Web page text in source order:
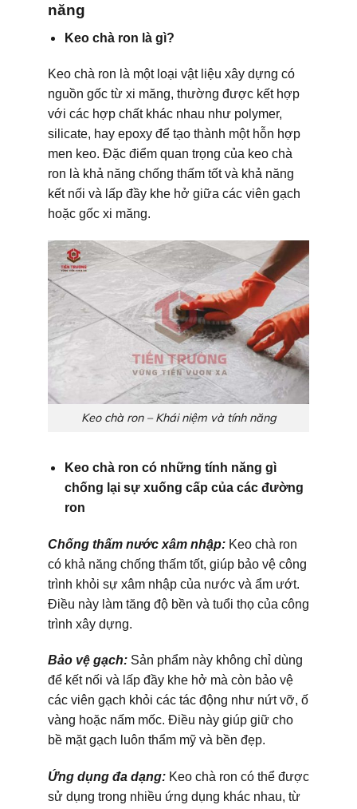
năng
Keo chà ron là gì?
Keo chà ron là một loại vật liệu xây dựng có
nguồn gốc từ xi măng, thường được kết hợp
với các hợp chất khác nhau như polymer,
silicate, hay epoxy để tạo thành một hỗn hợp
men keo. Đặc điểm quan trọng của keo chà
ron là khả năng chống thấm tốt và khả năng
kết nối và lấp đầy khe hở giữa các viên gạch
hoặc gốc xi măng.
Keo chà ron – Khái niệm và tính năng
Keo chà ron có những tính năng gì
chống lại sự xuống cấp của các đường
ron
Chống thấm nước xâm nhập: Keo chà ron
có khả năng chống thấm tốt, giúp bảo vệ công
trình khỏi sự xâm nhập của nước và ẩm ướt.
Điều này làm tăng độ bền và tuổi thọ của công
trình xây dựng.
Bảo vệ gạch: Sản phẩm này không chỉ dùng
để kết nối và lấp đầy khe hở mà còn bảo vệ
các viên gạch khỏi các tác động như nứt vỡ, ố
vàng hoặc nấm mốc. Điều này giúp giữ cho
bề mặt gạch luôn thẩm mỹ và bền đẹp.
Ứng dụng đa dạng: Keo chà ron có thể được
sử dụng trong nhiều ứng dụng khác nhau, từ